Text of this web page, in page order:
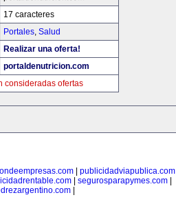
17 caracteres
Portales, Salud
Realizar una oferta!
portaldenutricion.com
consideradas ofertas
publicidadviapublica.com
segurosparapymes.com
|